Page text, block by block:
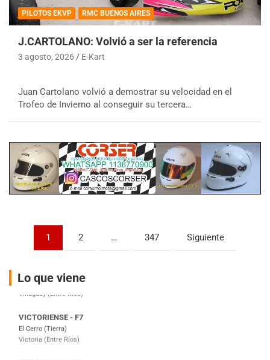
PILOTOS EKVP RMC BUENOS AIRES
J.CARTOLANO: Volvió a ser la referencia
3 agosto, 2026 E-Kart
Juan Cartolano volvió a demostrar su velocidad en el
Trofeo de Invierno al conseguir su tercera…
Paginación
entradas
1 2 … 347 Siguiente
Lo que viene
COBERTURA ESPECIAL DE E-KART.COM.AR
08/09-AGO
IAME SERIES ARGENTINA 6
Baradero (Buenos Aires)
KDO - F6
Ciudad de Trenque Lauquen (Asfalto)
Trenque Lauquen (Buenos Aires)
Parque de la Velocidad (Asfalto)
Villaguay (Entre Ríos)
El Cerro (Tierra)
Victoria (Entre Ríos)
Moto Club Reginense (Tierra)
Gral. E. Godoy (Río Negro)